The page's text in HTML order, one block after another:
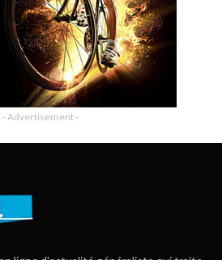
- Advertisement -